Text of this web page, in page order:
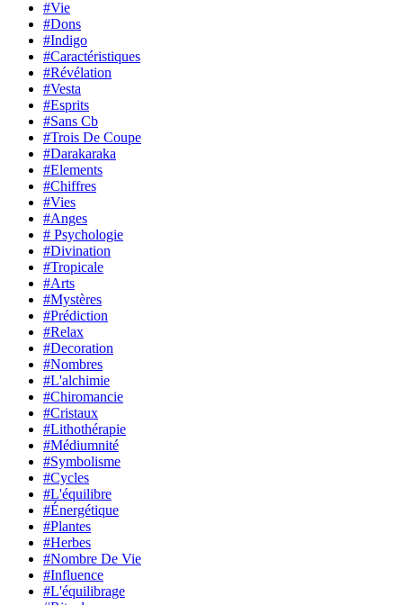
#Vie
#Dons
#Indigo
#Caractéristiques
#Révélation
#Vesta
#Esprits
#Sans Cb
#Trois De Coupe
#Darakaraka
#Elements
#Chiffres
#Vies
#Anges
# Psychologie
#Divination
#Tropicale
#Arts
#Mystères
#Prédiction
#Relax
#Decoration
#Nombres
#L'alchimie
#Chiromancie
#Cristaux
#Lithothérapie
#Médiumnité
#Symbolisme
#Cycles
#L'équilibre
#Énergétique
#Plantes
#Herbes
#Nombre De Vie
#Influence
#L'équilibrage